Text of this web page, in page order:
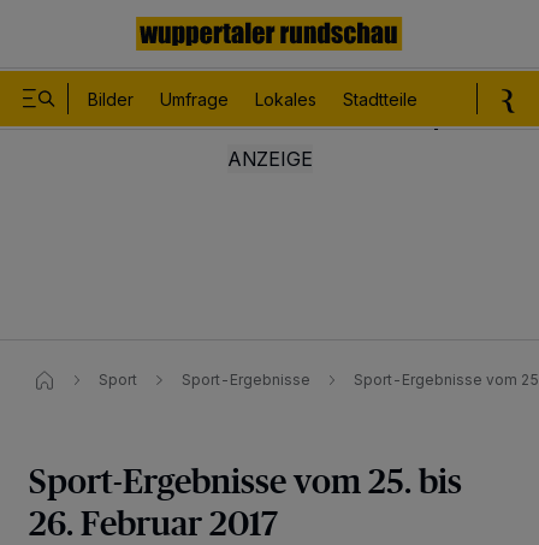
Bilder Umfrage Lokales Stadtteile
Sport Sport-Ergebnisse Sport-Ergebnisse vom
Sport-Ergebnisse vom 25. bis
26. Februar 2017